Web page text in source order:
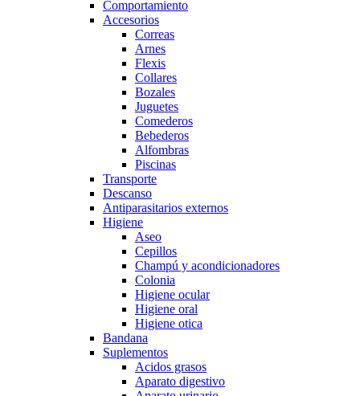
Comportamiento
Accesorios
Correas
Arnes
Flexis
Collares
Bozales
Juguetes
Comederos
Bebederos
Alfombras
Piscinas
Transporte
Descanso
Antiparasitarios externos
Higiene
Aseo
Cepillos
Champú y acondicionadores
Colonia
Higiene ocular
Higiene oral
Higiene otica
Bandana
Suplementos
Acidos grasos
Aparato digestivo